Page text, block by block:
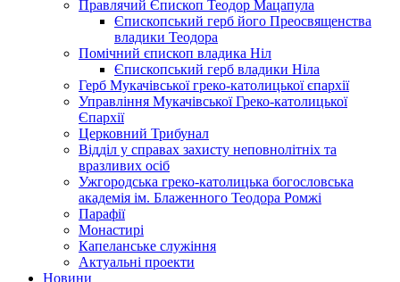
Правлячий Єпископ Теодор Мацапула
Єпископський герб його Преосвященства
владики Теодора
Помічний єпископ владика Ніл
Єпископський герб владики Ніла
Герб Мукачівської греко-католицької єпархії
Управління Мукачівської Греко-католицької
Єпархії
Церковний Трибунал
Відділ у справах захисту неповнолітніх та
вразливих осіб
Ужгородська греко-католицька богословська
академія ім. Блаженного Теодора Ромжі
Парафії
Монастирі
Капеланське служіння
Актуальні проекти
Новини